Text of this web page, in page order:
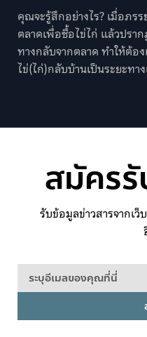
คุณจะรู้สึกอย่างไร? เมื่อภร
ตลาดเพื่อซื้อไข่ไก่ แล้วปรา
ทางกลับจากตลาด ทำให้ต้อ
ไข่(ไก่)กลับบ้านเป็นระยะทา
สมัคร
รับข้อมูลข่าวสารจากเ